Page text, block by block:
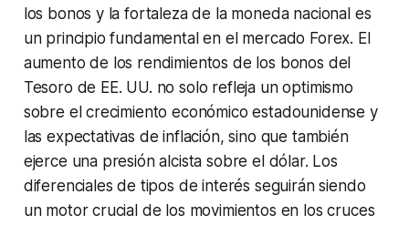
los bonos y la fortaleza de la moneda nacional es
un principio fundamental en el mercado Forex. El
aumento de los rendimientos de los bonos del
Tesoro de EE. UU. no solo refleja un optimismo
sobre el crecimiento económico estadounidense y
las expectativas de inflación, sino que también
ejerce una presión alcista sobre el dólar. Los
diferenciales de tipos de interés seguirán siendo
un motor crucial de los movimientos en los cruces